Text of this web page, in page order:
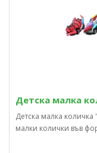
Детска малка
Детска малка
малки колички във